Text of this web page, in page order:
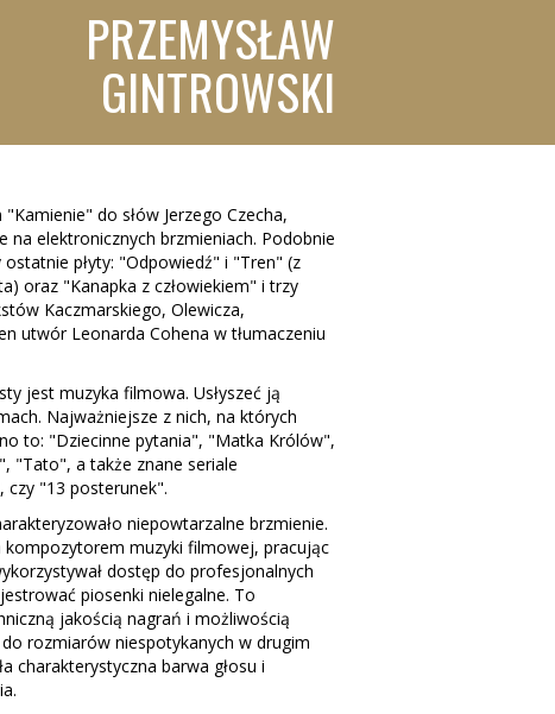
PRZEMYSŁAW
GINTROWSKI
do słów Jerzego Czecha,
na elektronicznych brzmieniach. Podobnie
płyty: "Odpowiedź" i "Tren" (z
oraz "Kanapka z człowiekiem" i trzy
Kaczmarskiego, Olewicza,
utwór Leonarda Cohena w tłumaczeniu
jest muzyka filmowa. Usłyszeć ją
Najważniejsze z nich, na których
to: "Dziecinne pytania", "Matka Królów",
"Tato", a także znane seriale
"13 posterunek".
niepowtarzalne brzmienie.
kompozytorem muzyki filmowej, pracując
dostęp do profesjonalnych
piosenki nielegalne. To
jakością nagrań i możliwością
rozmiarów niespotykanych w drugim
charakterystyczna barwa głosu i